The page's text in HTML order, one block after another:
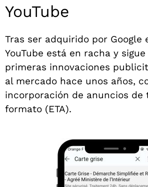
YouTube
Tras ser adquirido por Google
YouTube está en racha y
primeras innovaciones
al mercado hace unos años,
incorporación de anuncios de
formato (ETA).